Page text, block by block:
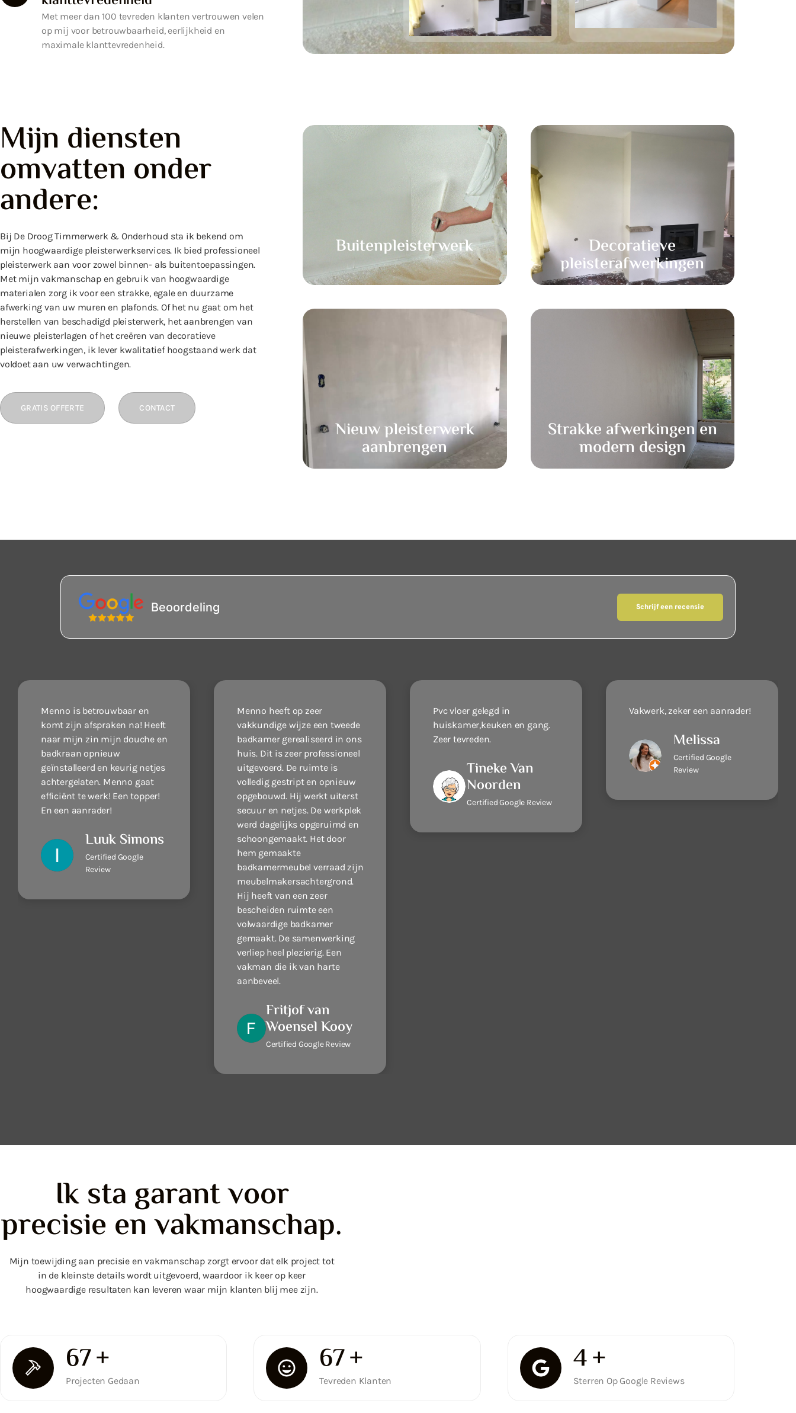
Met meer dan 100 tevreden klanten vertrouwen velen
op mij voor betrouwbaarheid, eerlijkheid en
maximale klanttevredenheid.
Mijn diensten
omvatten onder
andere:
Bij De Droog Timmerwerk & Onderhoud sta ik bekend om
mijn hoogwaardige pleisterwerkservices. Ik bied professioneel
pleisterwerk aan voor zowel binnen- als buitentoepassingen.
Met mijn vakmanschap en gebruik van hoogwaardige
materialen zorg ik voor een strakke, egale en duurzame
afwerking van uw muren en plafonds. Of het nu gaat om het
herstellen van beschadigd pleisterwerk, het aanbrengen van
nieuwe pleisterlagen of het creëren van decoratieve
pleisterafwerkingen, ik lever kwalitatief hoogstaand werk dat
voldoet aan uw verwachtingen.
GRATIS OFFERTE CONTACT
Buitenpleisterwerk Decoratieve
pleisterafwerkingen
Nieuw pleisterwerk
aanbrengen
Strakke afwerkingen en
modern design
Beoordeling Schrijf een recensie
Menno is betrouwbaar en
komt zijn afspraken na! Heeft
naar mijn zin mijn douche en
badkraan opnieuw
geïnstalleerd en keurig netjes
achtergelaten. Menno gaat
efficiënt te werk! Een topper!
En een aanrader!
Luuk Simons
Certified Google
Review
Menno heeft op zeer
vakkundige wijze een tweede
badkamer gerealiseerd in ons
huis. Dit is zeer professioneel
uitgevoerd. De ruimte is
volledig gestript en opnieuw
opgebouwd. Hij werkt uiterst
secuur en netjes. De werkplek
werd dagelijks opgeruimd en
schoongemaakt. Het door
hem gemaakte
badkamermeubel verraad zijn
meubelmakersachtergrond.
Hij heeft van een zeer
bescheiden ruimte een
volwaardige badkamer
gemaakt. De samenwerking
verliep heel plezierig. Een
vakman die ik van harte
aanbeveel.
Fritjof van
Woensel Kooy
Certified Google Review
Pvc vloer gelegd in
huiskamer,keuken en gang.
Zeer tevreden.
Tineke Van
Noorden
Certified Google Review
Vakwerk, zeker een aanrader!
Melissa
Certified Google
Review
Ik sta garant voor
precisie en vakmanschap.
Mijn toewijding aan precisie en vakmanschap zorgt ervoor dat elk project tot
in de kleinste details wordt uitgevoerd, waardoor ik keer op keer
hoogwaardige resultaten kan leveren waar mijn klanten blij mee zijn.
100+
Projecten Gedaan
100+
Tevreden Klanten
5+
Sterren Op Google Reviews